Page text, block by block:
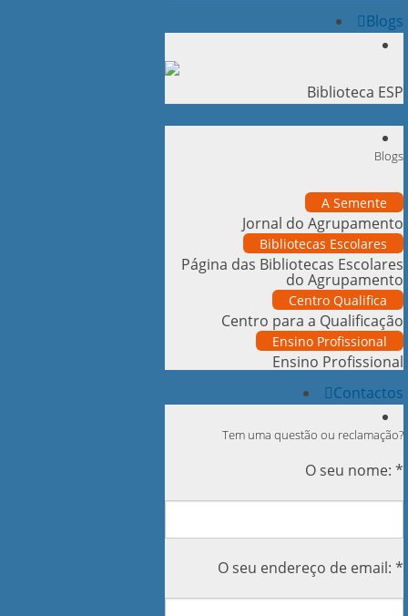
Blogs
Biblioteca ESP
Blogs
A Semente
Jornal do Agrupamento
Bibliotecas Escolares
Página das Bibliotecas Escolares
do Agrupamento
Centro Qualifica
Centro para a Qualificação
Ensino Profissional
Ensino Profissional
Contactos
Tem uma questão ou reclamação?
O seu nome: *
O seu endereço de email: *